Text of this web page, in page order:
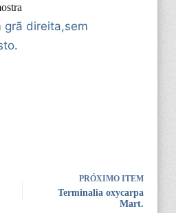
grã direita,sem
PRÓXIMO ITEM
Terminalia oxycarpa
Mart.